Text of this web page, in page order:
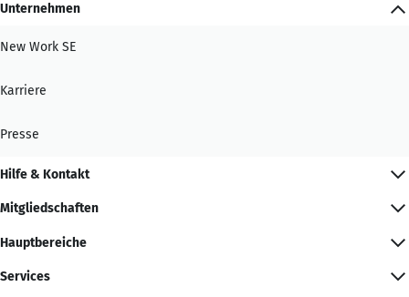
Unternehmen
New Work SE
Karriere
Presse
Hilfe & Kontakt
Mitgliedschaften
Hauptbereiche
Services